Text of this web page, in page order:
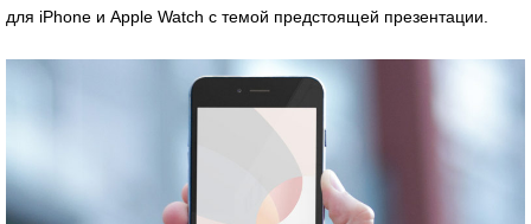
для iPhone и Apple Watch с темой предстоящей презентации.